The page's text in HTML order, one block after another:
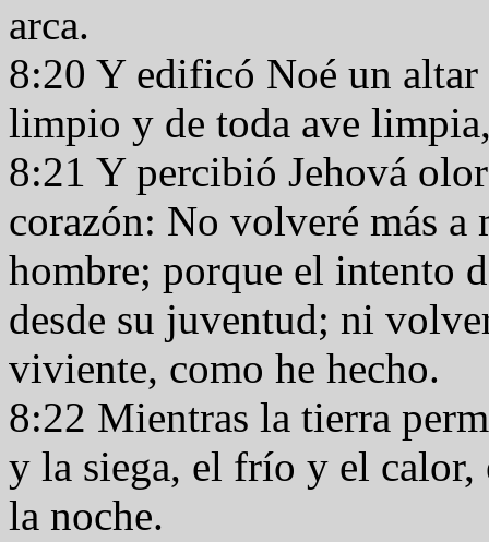
arca.
8:20 Y edificó Noé un
limpio y de toda ave
8:21 Y percibió Jehová
corazón: No volveré más a
hombre; porque el intento
desde su juventud; ni
viviente, como he hecho.
8:22 Mientras la tierra
y la siega, el frío y el
la noche.